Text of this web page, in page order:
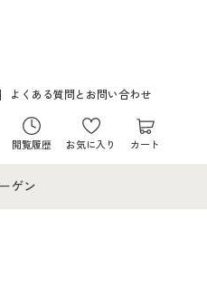
よくある質問とお問い合わせ
閲覧履歴 お気に入り カート
ゲン